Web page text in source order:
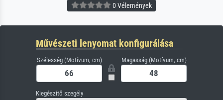
0 Vélemények
Művészeti lenyomat konfigurálása
Szélesség (Motívum, cm) Magasság (Motívum, cm)
Kiegészítő szegély